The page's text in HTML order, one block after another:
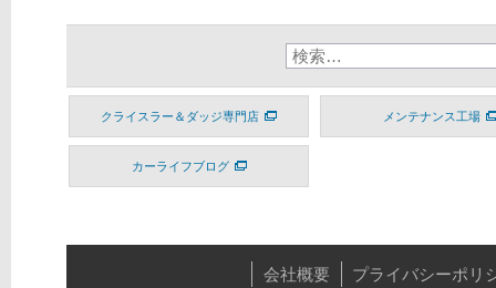
クライスラー＆ダッジ専門店 メンテナンス工場
カーライフブログ
会社概要 プライバシーポリ